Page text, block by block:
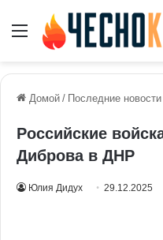
Меню
Домой / Последние новости
Российские
Диброва в ДНР
Юлия Дидух 29.12.2025